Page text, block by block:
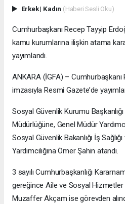
Erkek| Kadın (Haberi Sesli Oku)
Cumhurbaşkanı Recep Tayyip
kamu kurumlarına ilişkin atama
yayımlandı.
ANKARA (İGFA) –
imzasıyla Resmi Gazete’de
Sosyal Güvenlik Kurumu
Müdürlüğüne, Genel Müdür
Sosyal Güvenlik Bakanlığı İş
Yardımcılığına Ömer Şahin atandı.
3 sayılı Cumhurbaşkanlığı
gereğince Aile ve Sosyal Hizmetler
Muzaffer Akçam ise görevden